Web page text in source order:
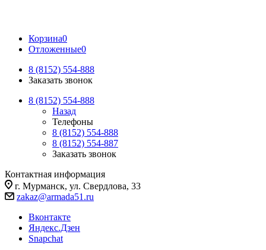
Корзина0
Отложенные0
8 (8152) 554-888
Заказать звонок
8 (8152) 554-888
Назад
Телефоны
8 (8152) 554-888
8 (8152) 554-887
Заказать звонок
Контактная информация
г. Мурманск, ул. Свердлова, 33
zakaz@armada51.ru
Вконтакте
Яндекс.Дзен
Snapchat